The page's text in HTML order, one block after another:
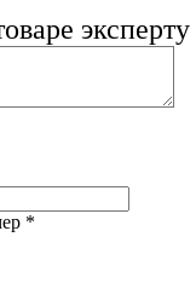
эксперту
*